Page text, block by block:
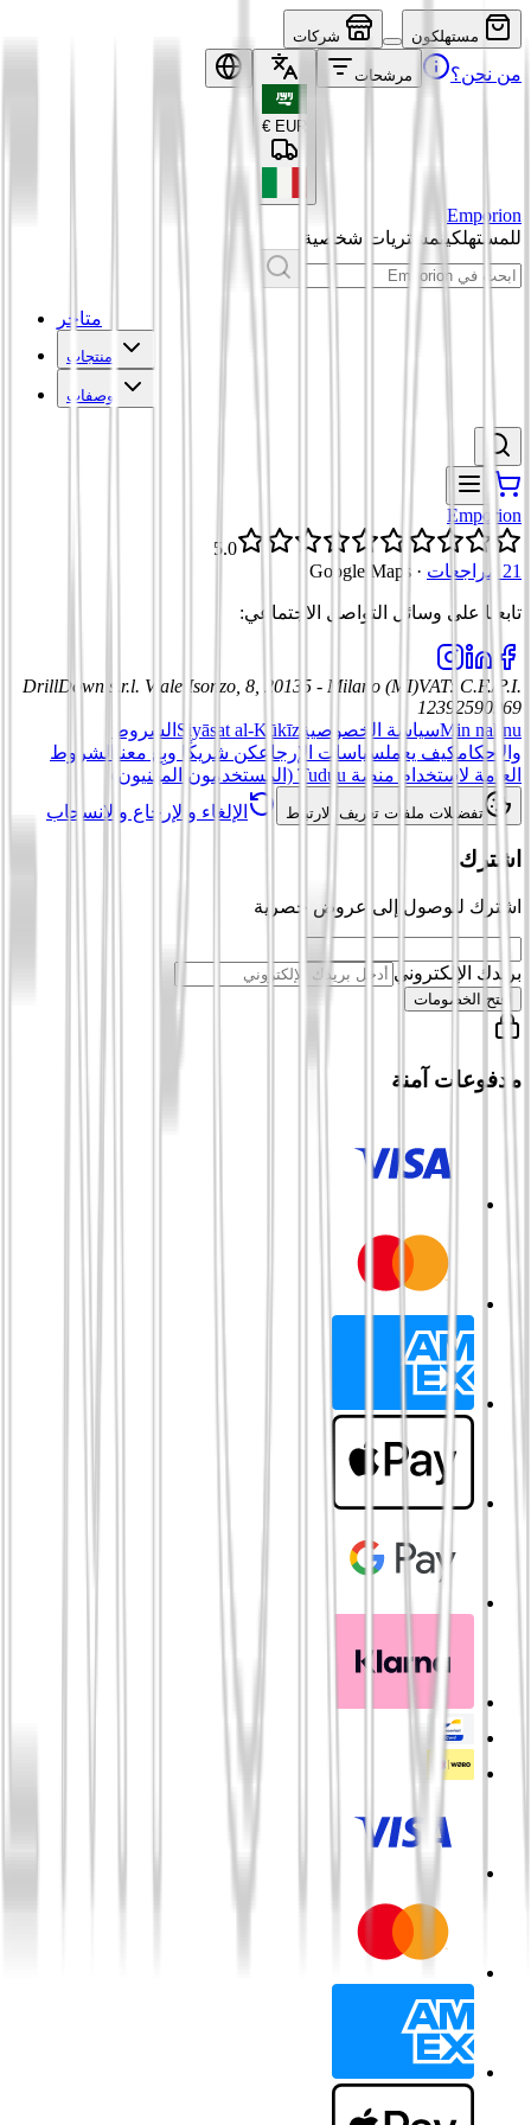
مستهلكون شركات
من نحن؟ مرشحات
EUR
€
Emporion
للمستهلكينمشتريات شخصية
متاجر
منتجات
وصفات
Emporion
5.0
21 مراجعات
·
Google Maps
تابعنا على وسائل التواصل الاجتماعي:
DrillDown s.r.l. Viale Isonzo, 8, 20135 - Milano (MI)VAT: C.F./P.I.
12392590969
Min nahnuسياسة الخصوصية Siyāsat al-Kūkīz الشروط
والأحكامكيف يعملسياسات الإرجاعكن شريكًا وبِع معنا
الشروط
العامة لاستخدام منصة Tuduu (المستخدمون المهنيون)
تفضيلات ملفات تعريف الارتباط الإلغاء والإرجاع والانسحاب
اشترك
اشترك للوصول إلى عروض حصرية
بريدك الإلكتروني
افتح الخصومات
مدفوعات آمنة